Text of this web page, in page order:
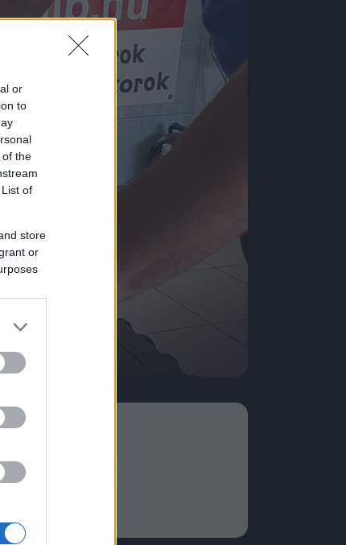
or
to
of the
List of
store
or
csere, nem turbócsere – csak a
reakció stb.). Eredeti szoftvert